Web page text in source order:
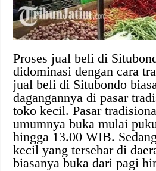
Proses jual beli di
didominasi dengan cara
jual beli di Situbondo
dagangannya di pasar
toko kecil. Pasar
umumnya buka mulai
hingga 13.00 WIB.
kecil yang tersebar di
biasanya buka dari pagi